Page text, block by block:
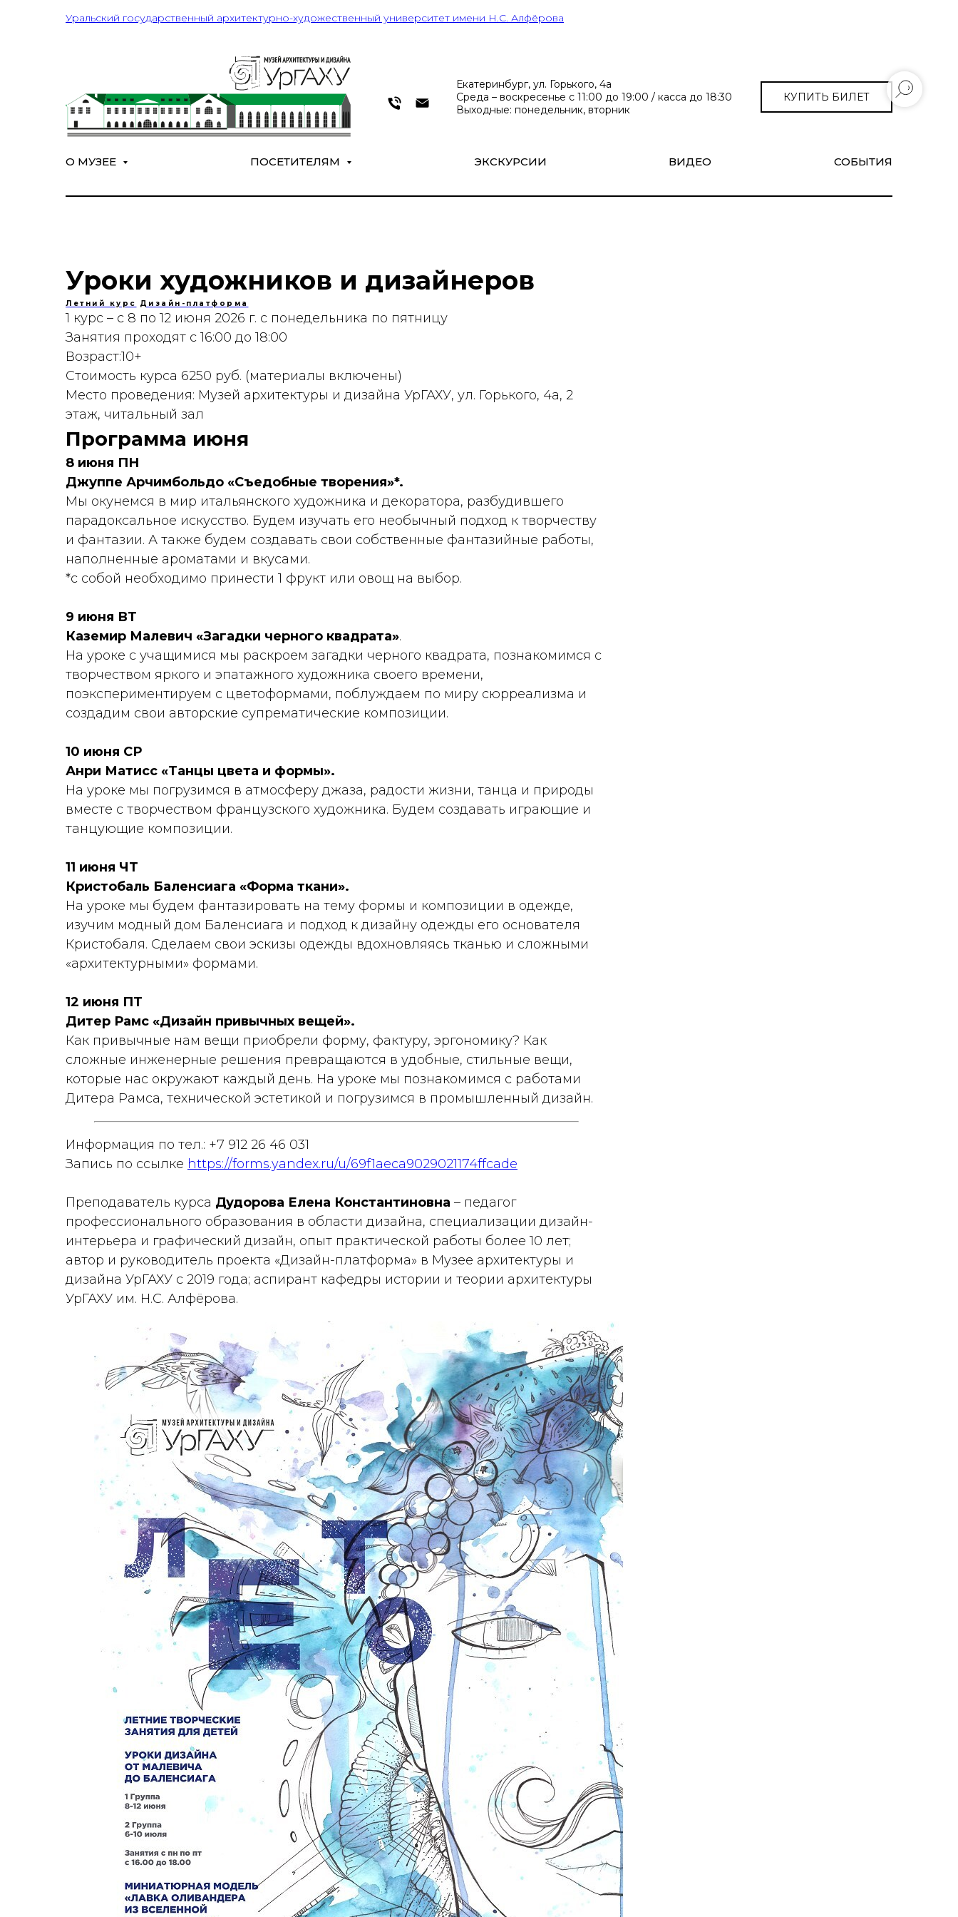
Уральский государственный архитектурно-художественный университет имени Н.С. Алфёрова
Екатеринбург, ул. Горького, 4а
Среда – воскресенье с 11:00 до 19:00 / касса до 18:30
Выходные: понедельник, вторник
КУПИТЬ БИЛЕТ
О МУЗЕЕ ПОСЕТИТЕЛЯМ ЭКСКУРСИИ ВИДЕО СОБЫТИЯ
Уроки художников и дизайнеров
Летний курс Дизайн-платформа
1 курс – с 8 по 12 июня 2026 г. с понедельника по пятницу
Занятия проходят с 16:00 до 18:00
Возраст:10+
Стоимость курса 6250 руб. (материалы включены)
Место проведения: Музей архитектуры и дизайна УрГАХУ, ул. Горького, 4а, 2
этаж, читальный зал
Программа июня
8 июня ПН
Джуппе Арчимбольдо «Съедобные творения»*.
Мы окунемся в мир итальянского художника и декоратора, разбудившего
парадоксальное искусство. Будем изучать его необычный подход к творчеству
и фантазии. А также будем создавать свои собственные фантазийные работы,
наполненные ароматами и вкусами.
*с собой необходимо принести 1 фрукт или овощ на выбор.
9 июня ВТ
Каземир Малевич «Загадки черного квадрата».
На уроке с учащимися мы раскроем загадки черного квадрата, познакомимся с
творчеством яркого и эпатажного художника своего времени,
поэкспериментируем с цветоформами, поблуждаем по миру сюрреализма и
создадим свои авторские супрематические композиции.
10 июня СР
Анри Матисс «Танцы цвета и формы».
На уроке мы погрузимся в атмосферу джаза, радости жизни, танца и природы
вместе с творчеством французского художника. Будем создавать играющие и
танцующие композиции.
11 июня ЧТ
Кристобаль Баленсиага «Форма ткани».
На уроке мы будем фантазировать на тему формы и композиции в одежде,
изучим модный дом Баленсиага и подход к дизайну одежды его основателя
Кристобаля. Сделаем свои эскизы одежды вдохновляясь тканью и сложными
«архитектурными» формами.
12 июня ПТ
Дитер Рамс «Дизайн привычных вещей».
Как привычные нам вещи приобрели форму, фактуру, эргономику? Как
сложные инженерные решения превращаются в удобные, стильные вещи,
которые нас окружают каждый день. На уроке мы познакомимся с работами
Дитера Рамса, технической эстетикой и погрузимся в промышленный дизайн.
Информация по тел.: +7 912 26 46 031
Запись по ссылке https://forms.yandex.ru/u/69f1aeca9029021174ffcade
Преподаватель курса Дудорова Елена Константиновна – педагог
профессионального образования в области дизайна, специализации дизайн-
интерьера и графический дизайн, опыт практической работы более 10 лет;
автор и руководитель проекта «Дизайн-платформа» в Музее архитектуры и
дизайна УрГАХУ с 2019 года; аспирант кафедры истории и теории архитектуры
УрГАХУ им. Н.С. Алфёрова.